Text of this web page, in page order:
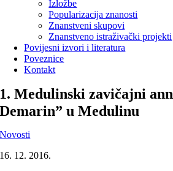
Izložbe
Popularizacija znanosti
Znanstveni skupovi
Znanstveno istraživački projekti
Povijesni izvori i literatura
Poveznice
Kontakt
1. Medulinski zavičajni
Demarin” u Medulinu
Novosti
16. 12. 2016.